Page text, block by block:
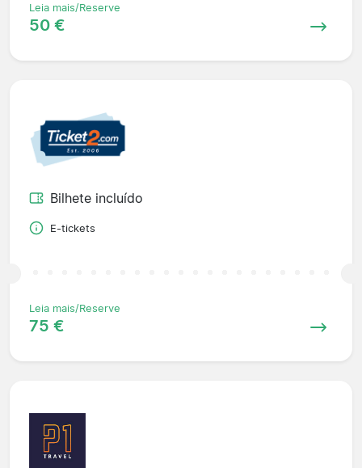
Leia mais/Reserve
50 €
Bilhete incluído
E-tickets
Leia mais/Reserve
75 €